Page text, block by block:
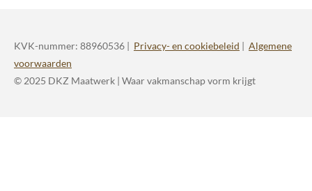
KVK-nummer: 88960536 | Privacy- en cookiebeleid | Algemene
voorwaarden
© 2025 DKZ Maatwerk | Waar vakmanschap vorm krijgt